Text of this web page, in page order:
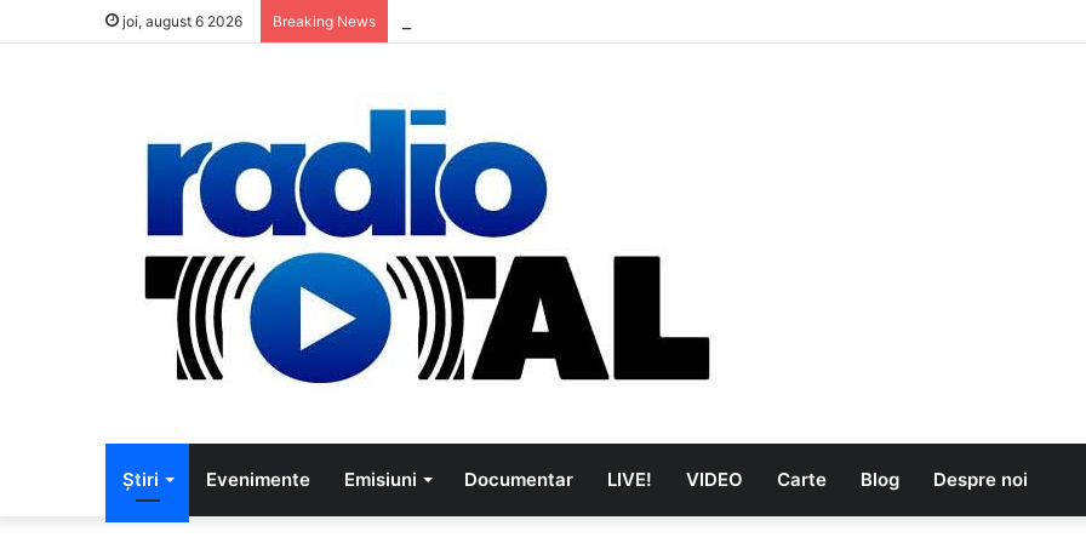
joi, august 6 2026 Breaking News
Știri Evenimente Emisiuni Documentar LIVE! VIDEO Carte Blog Despre noi